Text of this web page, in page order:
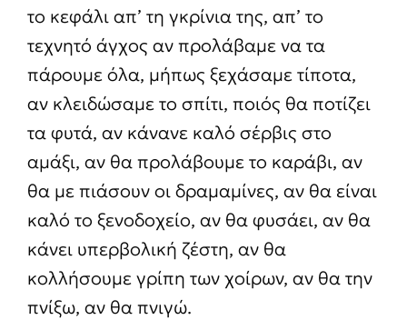
το κεφάλι απ’ τη γκρίνια της, απ’ το
τεχνητό άγχος αν προλάβαμε να τα
πάρουμε όλα, μήπως ξεχάσαμε τίποτα,
αν κλειδώσαμε το σπίτι, ποιός θα ποτίζει
τα φυτά, αν κάνανε καλό σέρβις στο
αμάξι, αν θα προλάβουμε το καράβι, αν
θα με πιάσουν οι δραμαμίνες, αν θα είναι
καλό το ξενοδοχείο, αν θα φυσάει, αν θα
κάνει υπερβολική ζέστη, αν θα
κολλήσουμε γρίπη των χοίρων, αν θα την
πνίξω, αν θα πνιγώ.